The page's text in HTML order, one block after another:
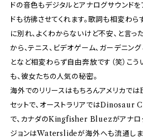
ドの音色もデジタルとアナログサウンド
ドも彷彿させてくれます。歌詞も相変わ
に別れ、よくわからないけど不安、と言
から、テニス、ビデオゲーム、ガーデニン
となど相変わらず自由奔放です（笑）こう
も、彼女たちの人気の秘密。
海外でのリリースはもちろんアメリカ
セットで、オーストラリアではDinosaur
で、カナダのKingfisher Bluezがアナロ
ジョンはWaterslideが海外へも流通しま